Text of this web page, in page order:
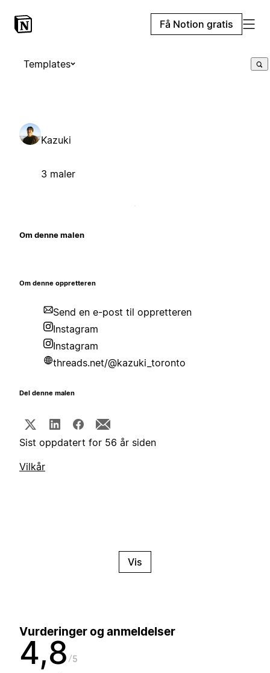
Få Notion gratis
Templates
Kazuki
3 maler
Om denne malen
Om denne oppretteren
Send en e-post til oppretteren
Instagram
Instagram
threads.net/@kazuki_toronto
Del denne malen
Sist oppdatert for 56 år siden
Vilkår
Vis
Vurderinger og anmeldelser
4,8 5